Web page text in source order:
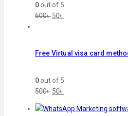
0out of 5
600৳ 50৳
Free Virtual visa card
0out of 5
500৳ 50৳